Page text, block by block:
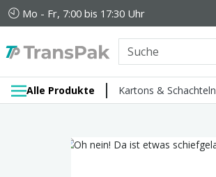
Mo - Fr, 7:00 bis 17:30 Uhr
Alle Produkte Kartons & Schachteln